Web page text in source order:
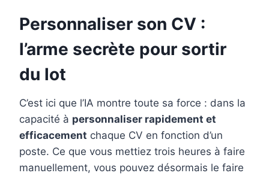
Personnaliser son CV :
l’arme secrète pour sortir
du lot
C’est ici que l’IA montre toute sa force : dans la
capacité à personnaliser rapidement et
efficacement chaque CV en fonction d’un
poste. Ce que vous mettiez trois heures à faire
manuellement, vous pouvez désormais le faire